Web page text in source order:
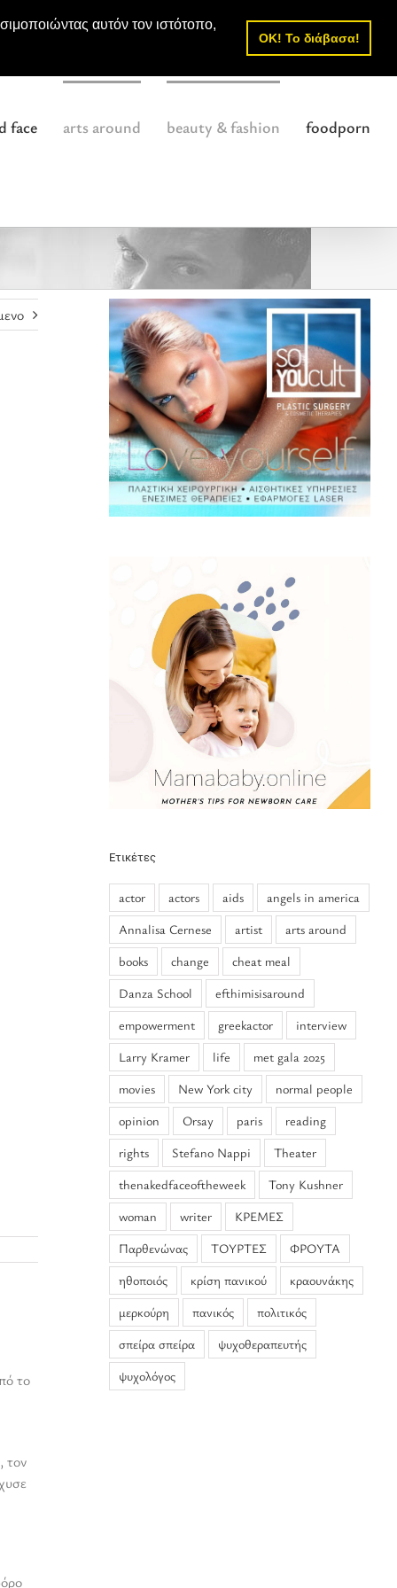
αυτόν τον ιστότοπο,
OK! Το διάβασα!
face arts around beauty & fashion foodporn
το
τον
Ετικέτες
actor actors aids
angels in america
Annalisa Cernese
artist
arts around
books
change
cheat meal
Danza School
efthimisisaround
empowerment
greekactor
interview
Larry Kramer
life
met gala 2025
movies
New York city
normal people
opinion
Orsay paris
reading
rights
Stefano Nappi
Theater
thenakedfaceoftheweek
Tony Kushner
woman
writer
ΚΡΕΜΕΣ
Παρθενώνας
ΤΟΥΡΤΕΣ
ΦΡΟΥΤΑ
ηθοποιός
κρίση πανικού
κραουνάκης
μερκούρη
πανικός
πολιτικός
σπείρα σπείρα
ψυχοθεραπευτής
ψυχολόγος